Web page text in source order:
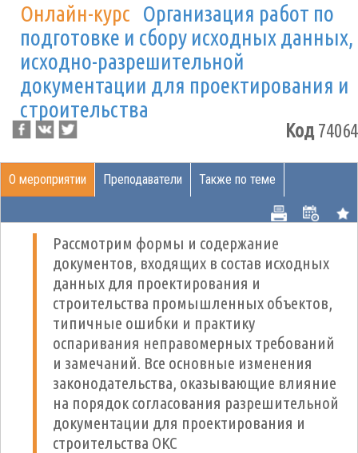
Онлайн-курс Организация работ по
подготовке и сбору исходных данных,
исходно-разрешительной
документации для проектирования и
строительства
Код74064
О мероприятии Преподаватели Также по теме
Рассмотрим формы и содержание
документов, входящих в состав исходных
данных для проектирования и
строительства промышленных объектов,
типичные ошибки и практику
оспаривания неправомерных требований
и замечаний. Все основные изменения
законодательства, оказывающие влияние
на порядок согласования разрешительной
документации для проектирования и
строительства ОКС